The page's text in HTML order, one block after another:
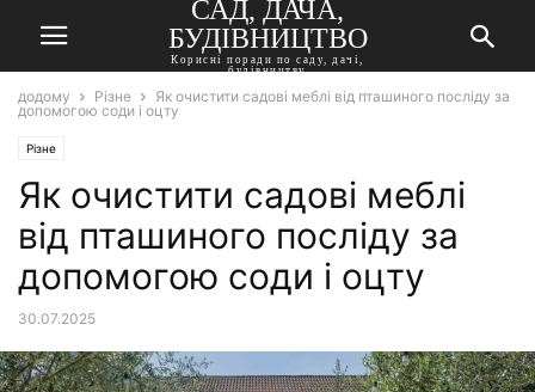
САД, ДАЧА,
БУДІВНИЦТВО
Корисні поради по саду, дачі,
будівництву
додому Різне
Як очистити садові меблі від пташиного посліду за
допомогою соди і оцту
Різне
Як очистити садові меблі
від пташиного посліду за
допомогою соди і оцту
30.07.2025